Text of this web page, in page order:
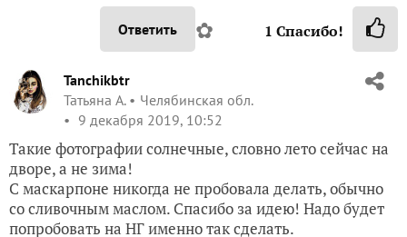
Ответить ✿ 1 Спасибо!
Tanchikbtr
Татьяна А.
Челябинская обл.
9 декабря 2019, 10:52
Такие фотографии солнечные, словно лето сейчас на
дворе, а не зима!
С маскарпоне никогда не пробовала делать, обычно
со сливочным маслом. Спасибо за идею! Надо будет
попробовать на НГ именно так сделать.